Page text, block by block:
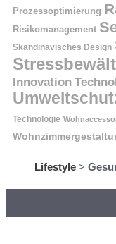
Prozessoptimierung
Risikomanagement
Skandinavisches Design
Innovation
Technologie
Lifestyle>